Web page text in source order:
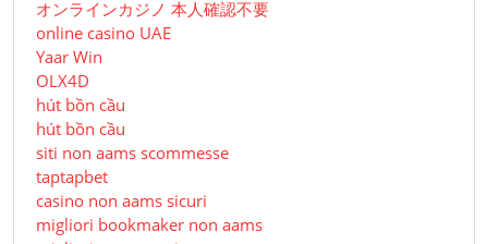
オンラインカジノ 本人確認不要
online casino UAE
Yaar Win
OLX4D
hút bồn cầu
hút bồn cầu
siti non aams scommesse
taptapbet
casino non aams sicuri
migliori bookmaker non aams